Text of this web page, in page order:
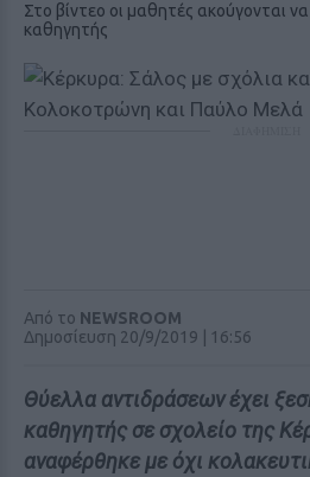
Στο βίντεο οι μαθητές ακούγονται
καθηγητής
Από το NEWSROOM
Δημοσίευση 20/9/2019 | 16:56
Θύελλα αντιδράσεων έχει
καθηγητής σε σχολείο της
αναφέρθηκε με όχι